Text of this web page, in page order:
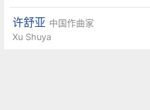
许舒亚 中国作曲家
Xu Shuya